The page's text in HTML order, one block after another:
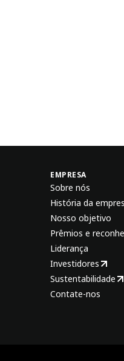
EMPRESA
Sobre nós
História da
Nosso objetivo
Prêmios e
Liderança
Investidores
Sustentabilidade
Contate-nos